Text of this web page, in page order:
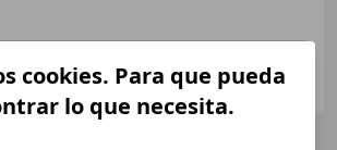
de Llobregat
cookies. Para que pueda
lo que necesita.